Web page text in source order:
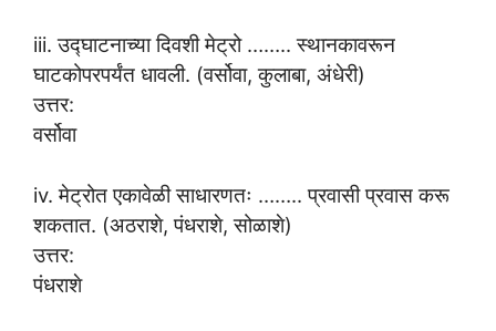
iii. उद्घाटनाच्या दिवशी मेट्रो …….. स्थानकावरून
घाटकोपरपर्यंत धावली. (वर्सोवा, कुलाबा, अंधेरी)
उत्तर:
वर्सोवा
iv. मेट्रोत एकावेळी साधारणतः …….. प्रवासी प्रवास करू
शकतात. (अठराशे, पंधराशे, सोळाशे)
उत्तर:
पंधराशे